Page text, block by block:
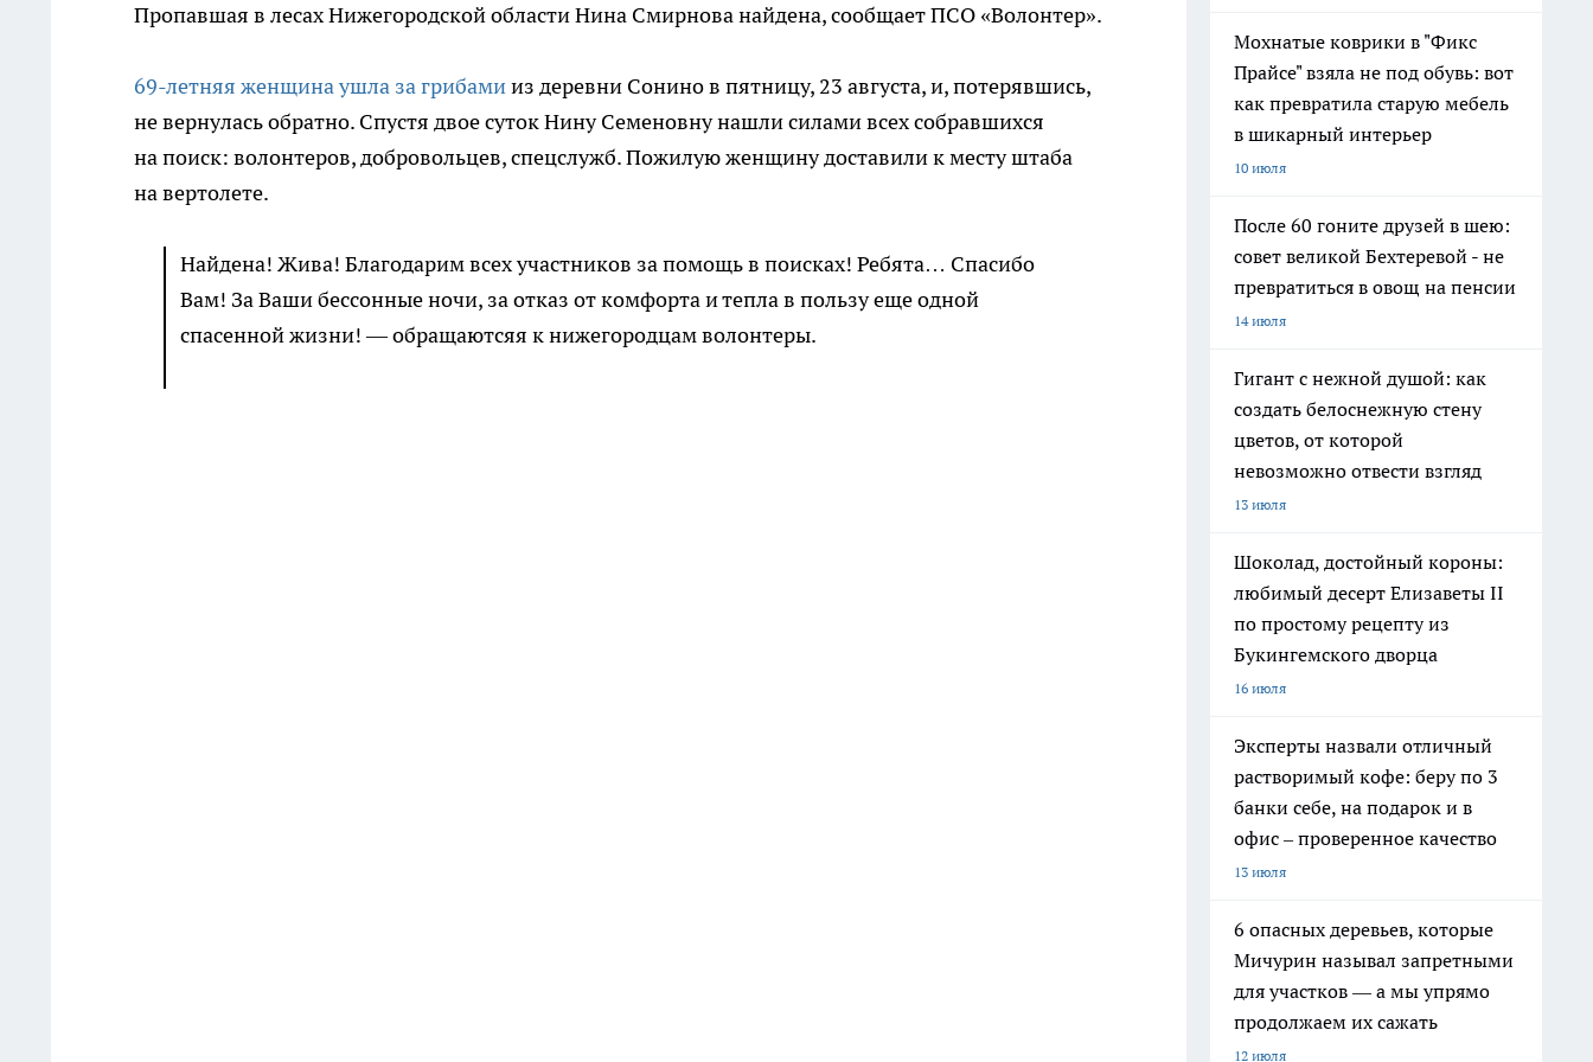
Пропавшая в лесах Нижегородской области Нина Смирнова найдена, сообщает ПСО «Волонтер».
69-летняя женщина ушла за грибамииз деревни Сонино в пятницу, 23 августа, и, потерявшись,
не вернулась обратно. Спустя двое суток Нину Семеновну нашли силами всех собравшихся
на поиск: волонтеров, добровольцев, спецслужб. Пожилую женщину доставили к месту штаба
на вертолете.
Найдена! Жива! Благодарим всех участников за помощь в поисках! Ребята… Спасибо
Вам! За Ваши бессонные ночи, за отказ от комфорта и тепла в пользу еще одной
спасенной жизни! — обращаютсяя к нижегородцам волонтеры.
Мохнатые коврики в "Фикс
Прайсе" взяла не под обувь: вот
как превратила старую мебель
в шикарный интерьер
10 июля
После 60 гоните друзей в шею:
совет великой Бехтеревой - не
превратиться в овощ на пенсии
14 июля
Гигант с нежной душой: как
создать белоснежную стену
цветов, от которой
невозможно отвести взгляд
13 июля
Шоколад, достойный короны:
любимый десерт Елизаветы II
по простому рецепту из
Букингемского дворца
16 июля
Эксперты назвали отличный
растворимый кофе: беру по 3
банки себе, на подарок и в
офис – проверенное качество
13 июля
6 опасных деревьев, которые
Мичурин называл запретными
для участков — а мы упрямо
продолжаем их сажать
12 июля